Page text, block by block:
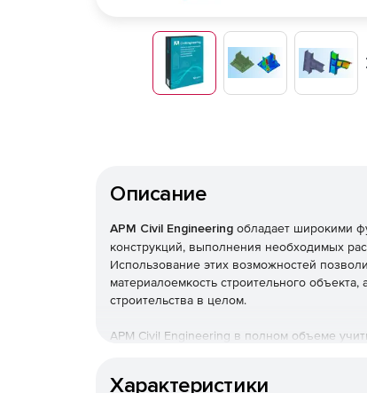
Описание
APM Civil Engineering обладает широкими
конструкций, выполнения необходимых
Использование этих возможностей
материалоемкость строительного
строительства в целом.
APM Civil Engineering в полном объеме
Характеристики